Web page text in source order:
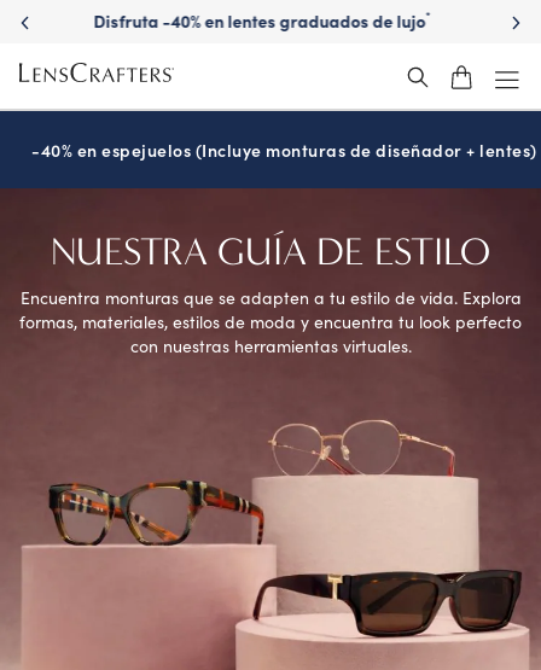
Descubre gafas de sol graduadas de marca
-40% en espejuelos (Incluye monturas de diseñador + lentes)
NUESTRA GUÍA DE ESTILO
Encuentra monturas que se adapten a tu estilo de vida. Explora
formas, materiales, estilos de moda y encuentra tu look perfecto
con nuestras herramientas virtuales.